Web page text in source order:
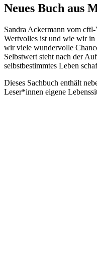
Neues Buch aus
Sandra Ackermann vom
Wertvolles ist und wie wir in
wir viele wundervolle
Selbstwert steht nach der
selbstbestimmtes Leben
Dieses Sachbuch enthält
Leser*innen eigene